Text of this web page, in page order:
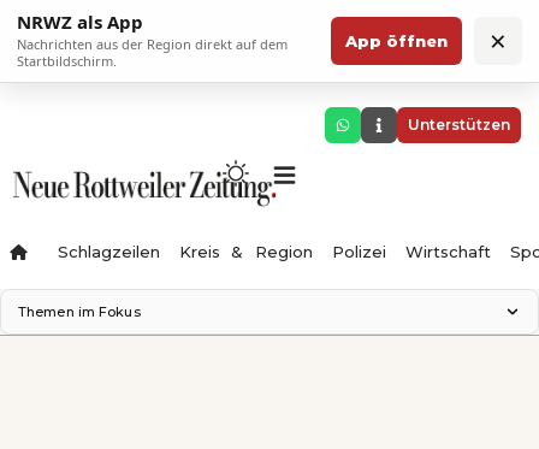
NRWZ als App
Nachrichten aus der Region direkt auf dem
Startbildschirm.
App öffnen ×
Unterstützen
Schlagzeilen Kreis & Region Polizei Wirtschaft
Themen im Fokus